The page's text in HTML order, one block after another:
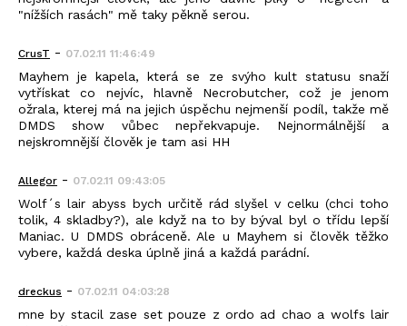
"nížších rasách" mě taky pěkně serou.
CrusT - 07.02.11 11:46:49
Mayhem je kapela, která se ze svýho kult statusu snaží
vytřískat co nejvíc, hlavně Necrobutcher, což je jenom
ožrala, kterej má na jejich úspěchu nejmenší podíl, takže mě
DMDS show vůbec nepřekvapuje. Nejnormálnější a
nejskromnější člověk je tam asi HH
Allegor - 07.02.11 09:43:05
Wolf´s lair abyss bych určitě rád slyšel v celku (chci toho
tolik, 4 skladby?), ale když na to by býval byl o třídu lepší
Maniac. U DMDS obráceně. Ale u Mayhem si člověk těžko
vybere, každá deska úplně jiná a každá parádní.
dreckus - 07.02.11 04:03:28
mne by stacil zase set pouze z ordo ad chao a wolfs lair